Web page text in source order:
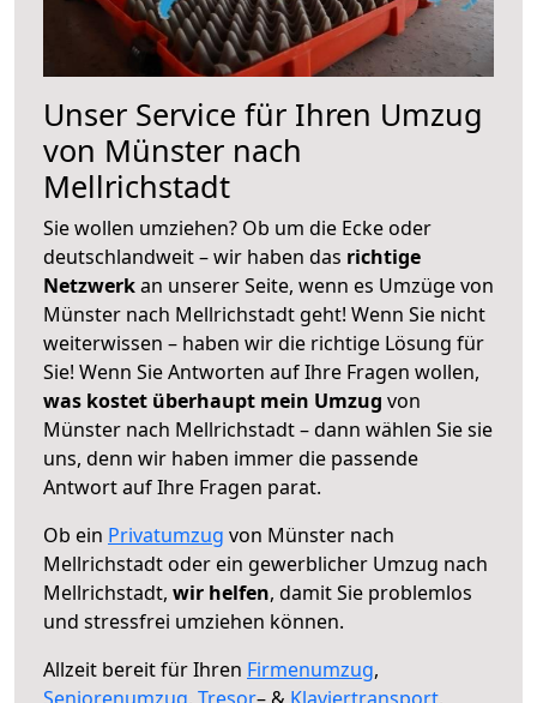
Unser Service für Ihren Umzug
von Münster nach
Mellrichstadt
Sie wollen umziehen? Ob um die Ecke oder
deutschlandweit – wir haben das richtige
Netzwerkan unserer Seite, wenn es Umzüge von
Münster nach Mellrichstadt geht! Wenn Sie nicht
weiterwissen – haben wir die richtige Lösung für
Sie! Wenn Sie Antworten auf Ihre Fragen wollen,
was kostet überhaupt mein Umzug von
Münster nach Mellrichstadt – dann wählen Sie sie
uns, denn wir haben immer die passende
Antwort auf Ihre Fragen parat.
Ob ein Privatumzug von Münster nach
Mellrichstadt oder ein gewerblicher Umzug nach
Mellrichstadt, wir helfen, damit Sie problemlos
und stressfrei umziehen können.
Allzeit bereit für Ihren Firmenumzug,